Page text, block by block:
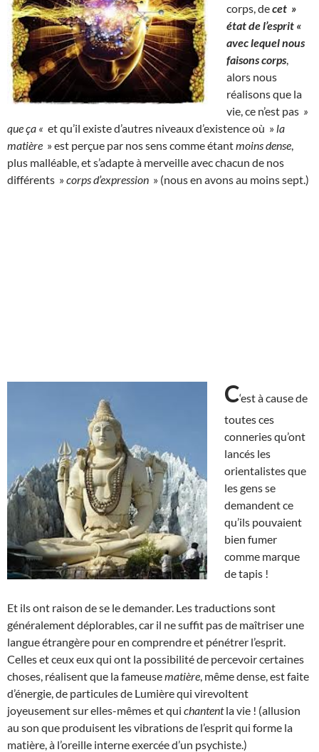
corps, decet »
état de l’esprit «
avec lequel nous
faisons corps
alors nous
réalisons que la
vie, ce n’est pas »
que ça « et qu’il existe d’autres niveaux d’existence où » la
matière » est perçue par nos sens comme étantmoins dense
plus malléable, et s’adapte à merveille avec chacun de nos
différents »corps d’expression » (nous en avons au moins sept.)
C‘est à cause de
toutes ces
conneries qu’ont
lancés les
orientalistes que
les gens se
demandent ce
qu’ils pouvaient
bien fumer
comme marque
de tapis !
Et ils ont raison de se le demander. Les traductions sont
généralement déplorables, car il ne suffit pas de maîtriser une
langue étrangère pour en comprendre et pénétrer l’esprit.
Celles et ceux eux qui ont la possibilité de percevoir certaines
choses, réalisent que la fameusematière , même dense, est faite
d’énergie, de particules de Lumière qui virevoltent
joyeusement sur elles-mêmes et qui chantentla vie ! (allusion
au son que produisent les vibrations de l’esprit qui forme la
matière, à l’oreille interne exercée d’un psychiste.)